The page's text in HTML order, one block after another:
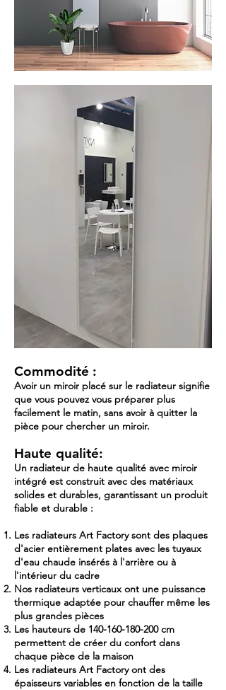
Commodité :
Avoir un miroir placé sur le radiateur signifie
que vous pouvez vous préparer plus
facilement le matin, sans avoir à quitter la
pièce pour chercher un miroir.
Haute qualité:
Un radiateur de haute qualité avec miroir
intégré est construit avec des matériaux
solides et durables, garantissant un produit
fiable et durable :
Les radiateurs Art Factory sont des plaques
d'acier entièrement plates avec les tuyaux
d'eau chaude insérés à l'arrière ou à
l'intérieur du cadre
Nos radiateurs verticaux ont une puissance
thermique adaptée pour chauffer même les
plus grandes pièces
Les hauteurs de 140-160-180-200cm
permettent de créer du confort dans
chaque pièce de la maison
Les radiateurs Art Factory ont des
épaisseurs variables en fonction de la taille